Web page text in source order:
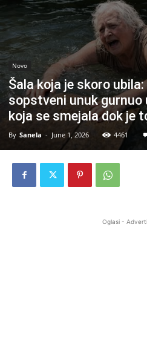
Novo
Šala koja je skoro
sopstveni unuk gurnuo
koja se smejala dok je
By Sanela - June 1, 2026 4461
Oglasi -